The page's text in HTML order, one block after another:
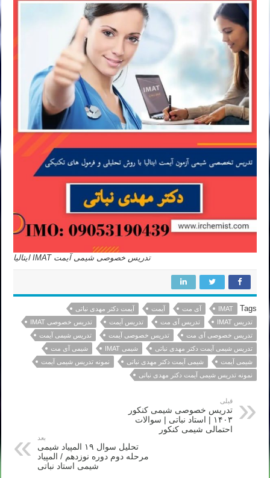
تدریس خصوصی شیمی آیمت IMAT ایتالیا
Tags
IMAT آی مت آیمت
آیمت دکتر مهدی نباتی
تدریس IMAT
تدریس آی مت تدریس آیمت
تدریس خصوصی IMAT
تدریس خصوصی آی مت
تدریس خصوصی آیمت
تدریس شیمی آیمت
تدریس شیمی آیمت دکتر مهدی نباتی
شیمی IMAT
شیمی آی مت
شیمی آیمت
شیمی آیمت دکتر مهدی نباتی
نمونه تدریس شیمی آیمت
نمونه تدریس شیمی آیمت دکتر مهدی نباتی
قبلی
تدریس خصوصی شیمی کنکور
۱۴۰۳ | استاد نباتی | سوالات
احتمالی شیمی کنکور
بعد
تحلیل سوال ۱۹ المپیاد شیمی
مرحله دوم دوره نوزدهم / المپیاد
شیمی استاد نباتی